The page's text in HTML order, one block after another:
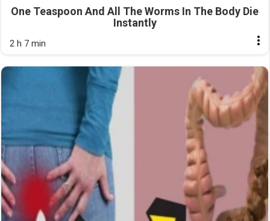
One Teaspoon And All The Worms In The Body Die
Instantly
2 h 7 min